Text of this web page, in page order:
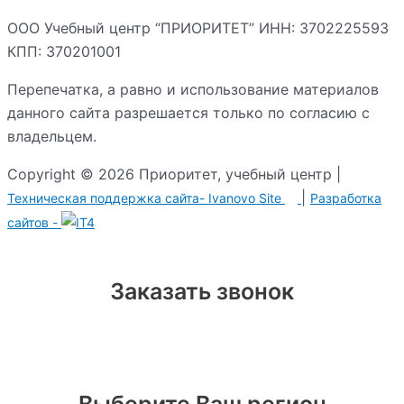
ООО Учебный центр “ПРИОРИТЕТ” ИНН: 3702225593
КПП: 370201001
Перепечатка, а равно и использование материалов
данного сайта разрешается только по согласию с
владельцем.
Copyright © 2026 Приоритет, учебный центр |
Техническая поддержка сайта- Ivanovo Site |
Разработка сайтов -
Заказать звонок